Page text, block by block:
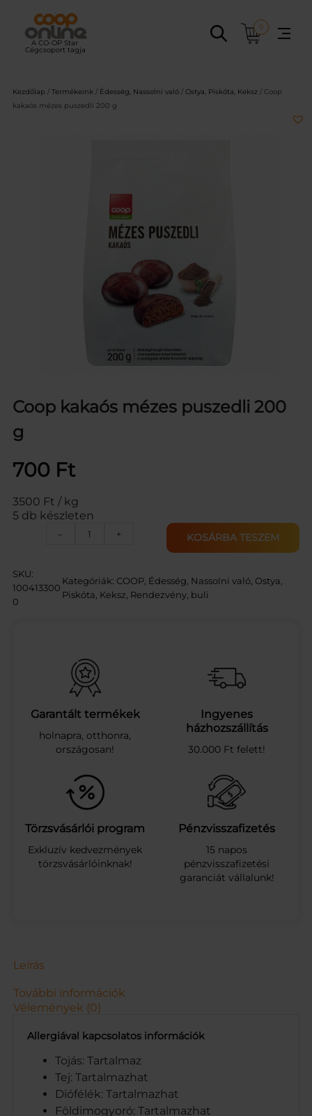
tartalomhoz
0
Kezdőlap / Termékeink / Édesség, Nassolni való / Ostya, Piskóta, Keksz / Coop
kakaós mézes puszedli 200 g
Coop kakaós mézes puszedli 200
g
700 Ft
3500 Ft / kg
5 db készleten
–
C
M
É
U
S
Z
E
L
I
A
K
A
Ó
S
2
0
s
é
g
+ KOSÁRBA TESZEM
SKU:
100413300
0
Kategóriák: COOP Édesség, Nassolni való Ostya,
Piskóta, Keksz Rendezvény, buli
Garantált termékek
holnapra, otthonra,
országosan!
Ingyenes
házhozszállítás
30.000 Ft felett!
Törzsvásárlói program
Exkluzív kedvezmények
törzsvásárlóinknak!
Pénzvisszafizetés
15 napos
pénzvisszafizetési
garanciát vállalunk!
Leírás
További információk
Vélemények (0)
Allergiával kapcsolatos információk
Tojás: Tartalmaz
Tej: Tartalmazhat
Diófélék: Tartalmazhat
Földimogyoró: Tartalmazhat